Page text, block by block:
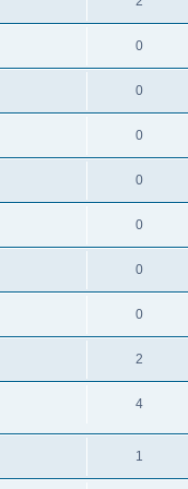
0
0
0
0
0
0
0
2
4
1